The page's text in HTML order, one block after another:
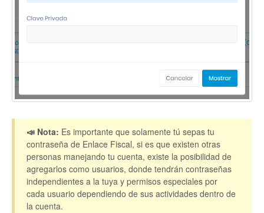
📣 Nota: Es importante que solamente tú sepas tu
contraseña de Enlace Fiscal, si es que existen otras
personas manejando tu cuenta, existe la posibilidad de
agregarlos como usuarios, donde tendrán contraseñas
independientes a la tuya y permisos especiales por
cada usuario dependiendo de sus actividades dentro de
la cuenta.